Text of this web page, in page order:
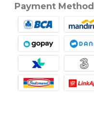
Payment Method